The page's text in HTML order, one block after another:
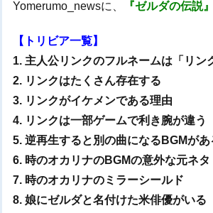
Yomerumo_newsに、 『ゼルダの伝説』
【トリビア一覧】
1. 主人公リンクのフルネームは「リン
2. リンクはたくさん存在する
3. リンクがイケメンである理由
4. リンクは一部ゲームで利き腕が違う
5. 逆再生すると別の曲になるBGMがあ
6. 時のオカリナのBGMの意外な元ネタ
7. 時のオカリナのミラーシールド
8. 娘にゼルダと名付けた米俳優がいる